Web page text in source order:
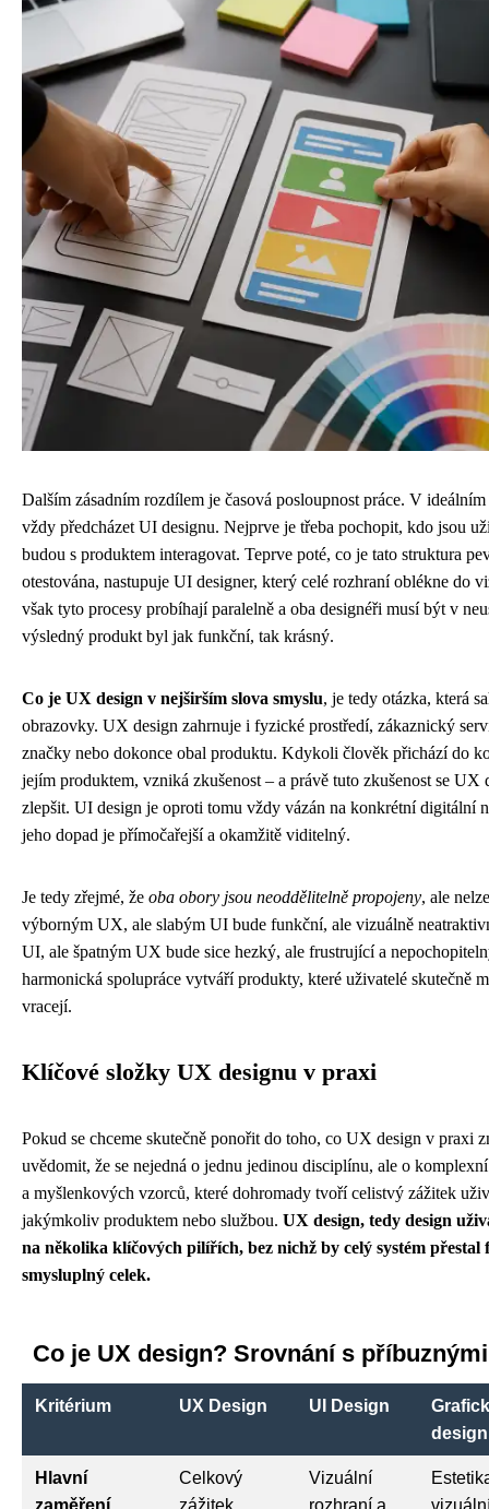
Dalším zásadním rozdílem je časová posloupnost práce. V
vždy předcházet UI designu. Nejprve je třeba pochopit, kdo jsou
budou s produktem interagovat. Teprve poté, co je tato struktura
otestována, nastupuje UI designer, který celé rozhraní oblékne do
však tyto procesy probíhají paralelně a oba designéři musí být v
výsledný produkt byl jak funkční, tak krásný.
Co je UX design v nejširším slova smyslu, je tedy otázka, která
obrazovky. UX design zahrnuje i fyzické prostředí, zákaznický
značky nebo dokonce obal produktu. Kdykoli člověk přichází do
jejím produktem, vzniká zkušenost – a právě tuto zkušenost se UX
zlepšit. UI design je oproti tomu vždy vázán na konkrétní digitální
jeho dopad je přímočařejší a okamžitě viditelný.
Je tedy zřejmé, že oba obory jsou neoddělitelně propojeny, ale
výborným UX, ale slabým UI bude funkční, ale vizuálně
UI, ale špatným UX bude sice hezký, ale frustrující a
harmonická spolupráce vytváří produkty, které uživatelé skutečně
vracejí.
Klíčové složky UX designu v praxi
Pokud se chceme skutečně ponořit do toho, co UX design v praxi
uvědomit, že se nejedná o jednu jedinou disciplínu, ale o
a myšlenkových vzorců, které dohromady tvoří celistvý zážitek
jakýmkoliv produktem nebo službou. UX design, tedy design
na několika klíčových pilířích, bez nichž by celý systém přestal
smysluplný celek.
Co je UX design? Srovnání s
Kritérium UX Design UI Design
design
Hlavní
zaměření
Celkový
zážitek
Vizuální
rozhraní a